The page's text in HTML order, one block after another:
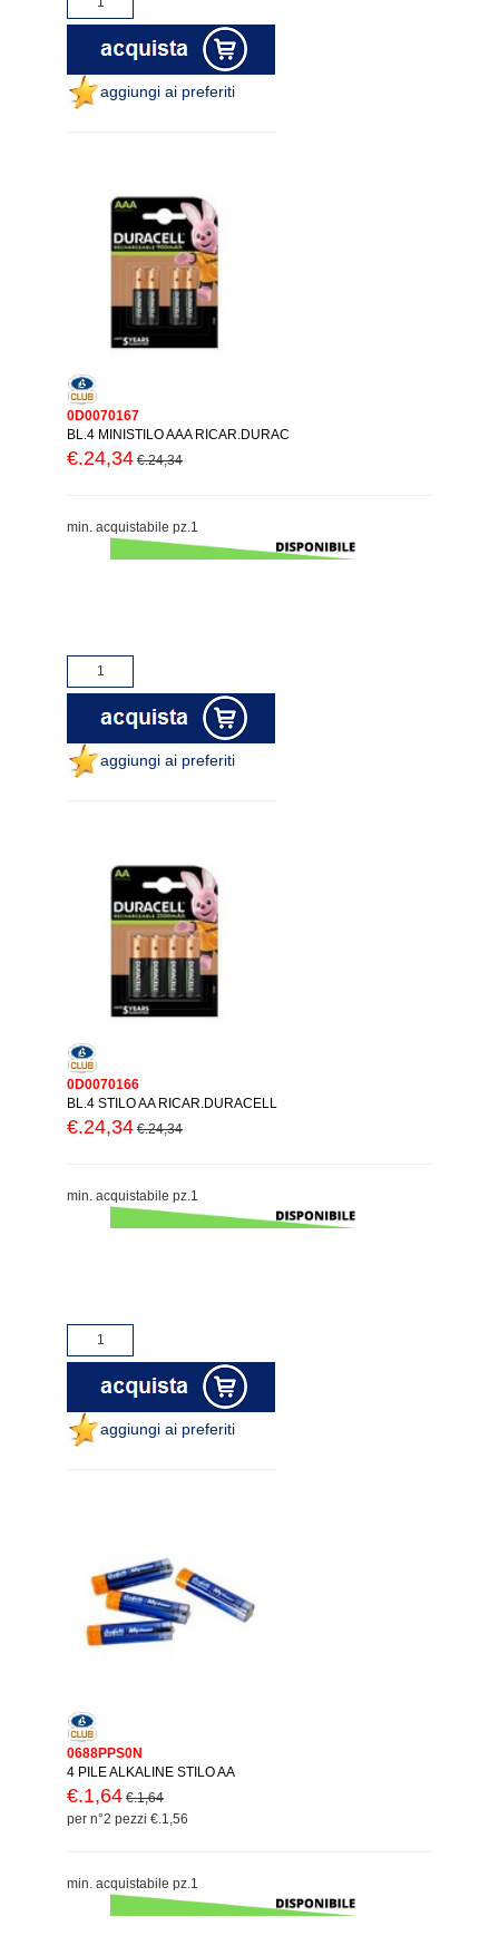
aggiungi ai preferiti
0D0070167
BL.4 MINISTILO AAA RICAR.DURAC
€.24,34 €.24,34
min. acquistabile pz.1
aggiungi ai preferiti
0D0070166
BL.4 STILO AA RICAR.DURACELL
€.24,34 €.24,34
min. acquistabile pz.1
aggiungi ai preferiti
0688PPS0N
4 PILE ALKALINE STILO AA
€.1,64 €.1,64
per n°2 pezzi €.1,56
min. acquistabile pz.1